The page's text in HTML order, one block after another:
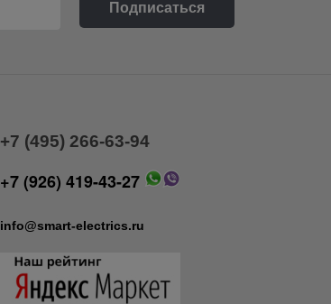
+7 (495) 266-63-94
+7 (926) 419-43-27
info@smart-electrics.ru